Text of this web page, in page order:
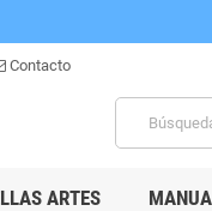
Contacto
ARTES